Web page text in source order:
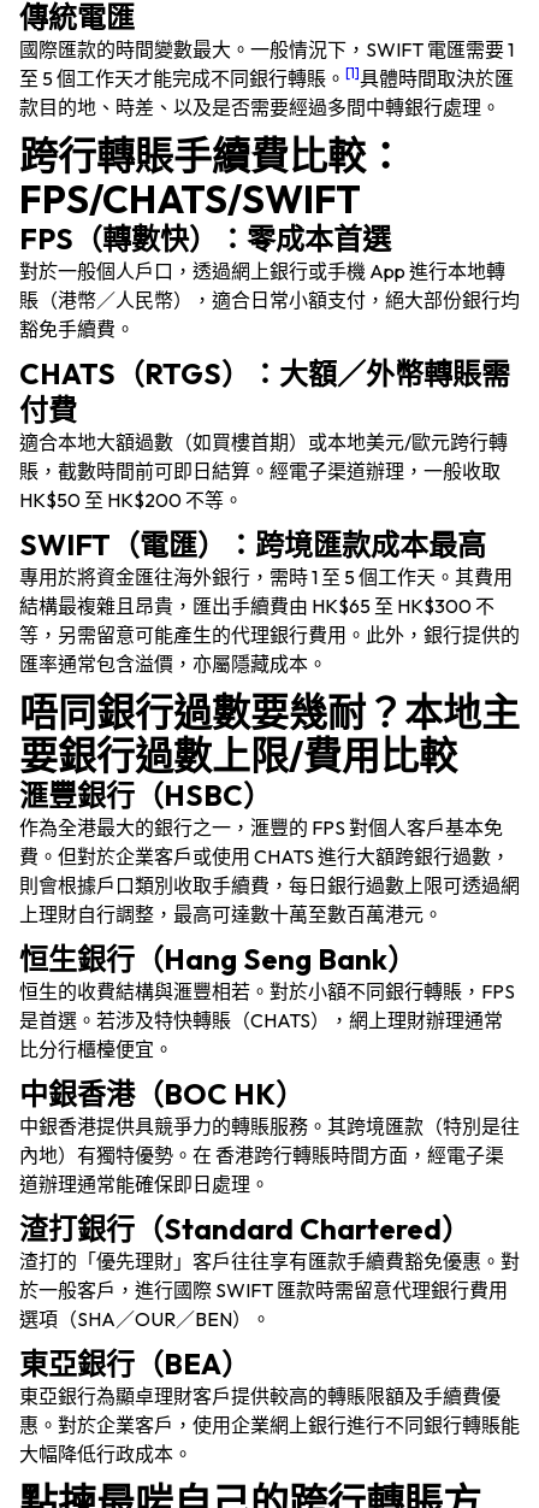
傳統電匯
國際匯款的時間變數最大。一般情況下，SWIFT 電匯需要 1
至 5 個工作天才能完成不同銀行轉賬。 [1]具體時間取決於匯
款目的地、時差、以及是否需要經過多間中轉銀行處理。
跨行轉賬手續費比較：
FPS/CHATS/SWIFT
FPS（轉數快）：零成本首選
對於一般個人戶口，透過網上銀行或手機 App 進行本地轉
賬（港幣／人民幣），適合日常小額支付，絕大部份銀行均
豁免手續費。
CHATS（RTGS）：大額／外幣轉賬需
付費
適合本地大額過數（如買樓首期）或本地美元/歐元跨行轉
賬，截數時間前可即日結算。經電子渠道辦理，一般收取
HK$50 至 HK$200 不等。
SWIFT（電匯）：跨境匯款成本最高
專用於將資金匯往海外銀行，需時 1 至 5 個工作天。其費用
結構最複雜且昂貴，匯出手續費由 HK$65 至 HK$300 不
等，另需留意可能產生的代理銀行費用。此外，銀行提供的
匯率通常包含溢價，亦屬隱藏成本。
唔同銀行過數要幾耐？本地主
要銀行過數上限/費用比較
滙豐銀行（HSBC）
作為全港最大的銀行之一，滙豐的 FPS 對個人客戶基本免
費。但對於企業客戶或使用 CHATS 進行大額跨銀行過數，
則會根據戶口類別收取手續費，每日銀行過數上限可透過網
上理財自行調整，最高可達數十萬至數百萬港元。
恒生銀行（Hang Seng Bank）
恒生的收費結構與滙豐相若。對於小額不同銀行轉賬，FPS
是首選。若涉及特快轉賬（CHATS），網上理財辦理通常
比分行櫃檯便宜。
中銀香港（BOC HK）
中銀香港提供具競爭力的轉賬服務。其跨境匯款（特別是往
內地）有獨特優勢。在 香港跨行轉賬時間方面，經電子渠
道辦理通常能確保即日處理。
渣打銀行（Standard Chartered）
渣打的「優先理財」客戶往往享有匯款手續費豁免優惠。對
於一般客戶，進行國際 SWIFT 匯款時需留意代理銀行費用
選項（SHA／OUR／BEN）。
東亞銀行（BEA）
東亞銀行為顯卓理財客戶提供較高的轉賬限額及手續費優
惠。對於企業客戶，使用企業網上銀行進行不同銀行轉賬能
大幅降低行政成本。